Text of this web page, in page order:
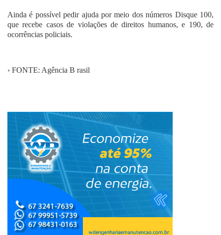
Ainda é possível pedir ajuda por meio dos números Disque 100,
que recebe casos de violações de direitos humanos, e 190, de
ocorrências policiais.
› FONTE: Agência B rasil